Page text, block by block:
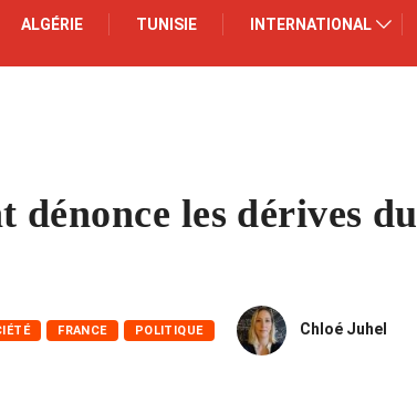
ALGÉRIE TUNISIE INTERNATIONAL
les dérives du
FRANCE POLITIQUE Chloé Juhel